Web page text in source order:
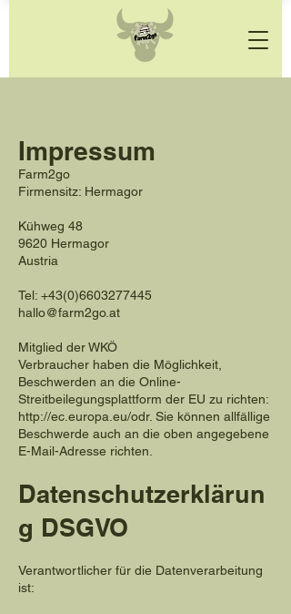
Impressum
Farm2go
Firmensitz: Hermagor
Kühweg 48
9620 Hermagor
Austria
Tel: +43(0)6603277445
hallo@farm2go.at
Mitglied der WKÖ
Verbraucher haben die Möglichkeit,
Beschwerden an die Online-
Streitbeilegungsplattform der EU zu richten:
http://ec.europa.eu/odr. Sie können allfällige
Beschwerde auch an die oben angegebene
E-Mail-Adresse richten.
Datenschutzerklärun
g DSGVO
Verantwortlicher für die Datenverarbeitung
ist: